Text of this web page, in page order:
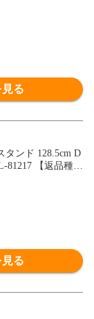
る
タンド 128.5cm D
【返品種別
る